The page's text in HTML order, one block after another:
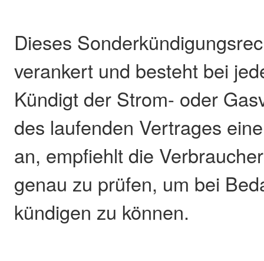
Dieses
verankert und besteht bei
Kündigt der Strom- oder
des laufenden Vertrages
an, empfiehlt die
genau zu prüfen, um bei
kündigen zu können.